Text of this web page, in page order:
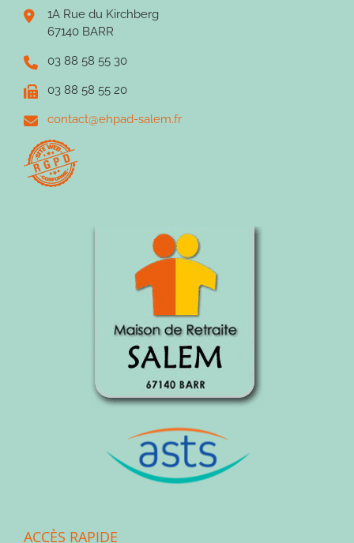
1A Rue du Kirchberg
67140 BARR
03 88 58 55 30
03 88 58 55 20
contact@ehpad-salem.fr
ACCÈS RAPIDE